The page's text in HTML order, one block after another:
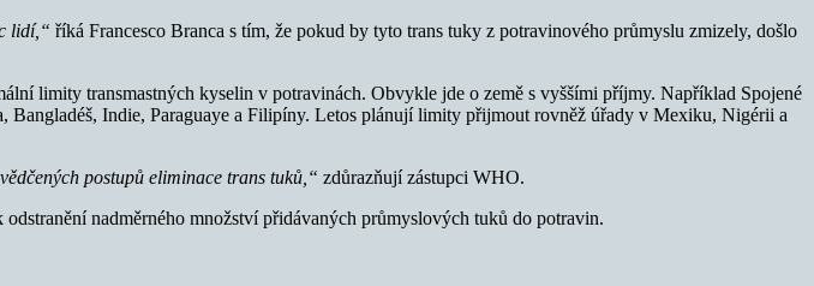
lidí,“ říká Francesco Branca s tím, že pokud by tyto trans tuky z potravinového průmyslu zmizely, došlo
limity transmastných kyselin v potravinách. Obvykle jde o země s vyššími příjmy. Například Spojené
Bangladéš, Indie, Paraguaye a Filipíny. Letos plánují limity přijmout rovněž úřady v Mexiku, Nigérii a
postupů eliminace trans tuků,“ zdůrazňují zástupci WHO.
nadměrného množství přidávaných průmyslových tuků do potravin.